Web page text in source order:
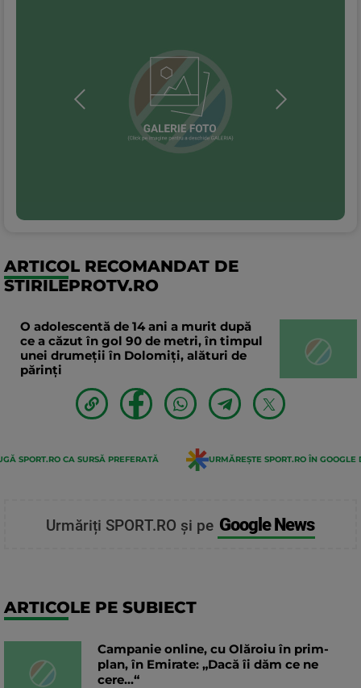
ARTICOL RECOMANDAT DE
STIRILEPROTV.RO
O adolescentă de 14 ani a murit după
ce a căzut în gol 90 de metri, în timpul
unei drumeții în Dolomiți, alături de
părinți
SPORT.RO CA SURSĂ PREFERATĂ URMĂREȘTE SPORT.RO ÎN GOOGLE
Urmăriți SPORT.RO și pe Google News
ARTICOLE PE SUBIECT
Campanie online, cu Olăroiu în prim-
plan, în Emirate: „Dacă îi dăm ce ne
cere...“